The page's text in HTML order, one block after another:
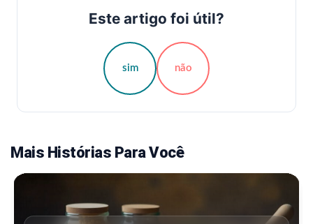
Este artigo foi útil?
sim não
Mais Histórias Para Você